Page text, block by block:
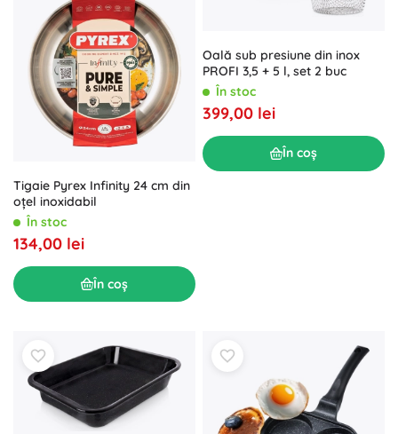
Tigaie Pyrex Infinity 24 cm din
oțel inoxidabil
În stoc
134,00 lei
În coș
Oală sub presiune din inox
PROFI 3,5 + 5 l, set 2 buc
În stoc
399,00 lei
În coș